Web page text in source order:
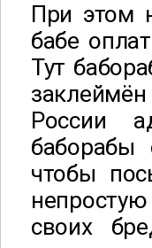
При этом
бабе
Тут
России
баборабы
чтобы
своих